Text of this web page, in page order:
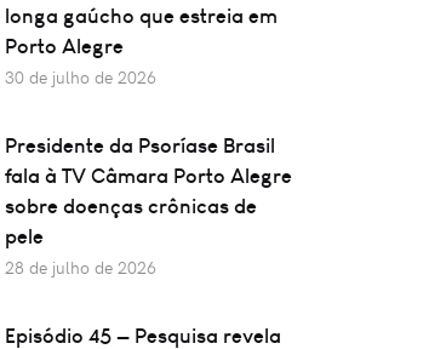
longa gaúcho que estreia em
Porto Alegre
30 de julho de 2026
Presidente da Psoríase Brasil
fala à TV Câmara Porto Alegre
sobre doenças crônicas de
pele
28 de julho de 2026
Episódio 45 — Pesquisa revela